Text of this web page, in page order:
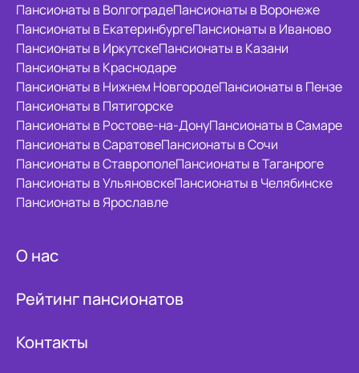
Пансионаты в ВолгоградеПансионаты в Воронеже
Пансионаты в ЕкатеринбургеПансионаты в Иваново
Пансионаты в ИркутскеПансионаты в Казани
Пансионаты в Краснодаре
Пансионаты в Нижнем НовгородеПансионаты в Пензе
Пансионаты в Пятигорске
Пансионаты в Ростове-на-ДонуПансионаты в Самаре
Пансионаты в СаратовеПансионаты в Сочи
Пансионаты в СтаврополеПансионаты в Таганроге
Пансионаты в УльяновскеПансионаты в Челябинске
Пансионаты в Ярославле
О нас
Рейтинг пансионатов
Контакты